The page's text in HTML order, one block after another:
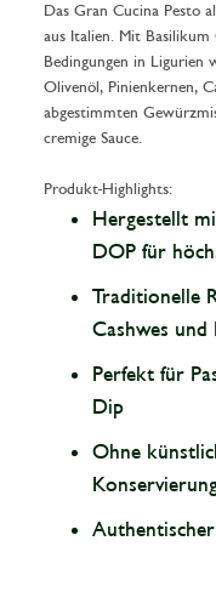
Das Gran Cucina Pesto
aus Italien. Mit Basilikum
Bedingungen in
Olivenöl, Pinienkernen,
abgestimmten
cremige Sauce.
Produkt-Highlights:
Hergestellt
DOP für
Traditionelle
Cashwes und
Perfekt für
Dip
Ohne